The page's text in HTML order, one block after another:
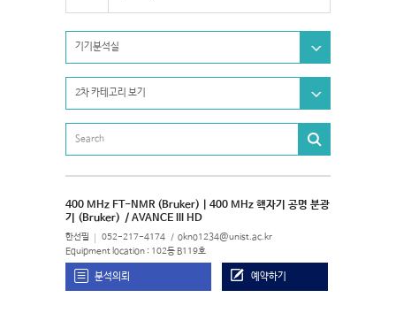
기기분석실
2차 카테고리 보기
400 MHz FT-NMR (Bruker) | 400 MHz 핵자기 공명 분광
기 (Bruker) / AVANCE III HD
한선필 052-217-4174 okno1234@unist.ac.kr
Equipment location : 102동 B119호
분석의뢰 예약하기